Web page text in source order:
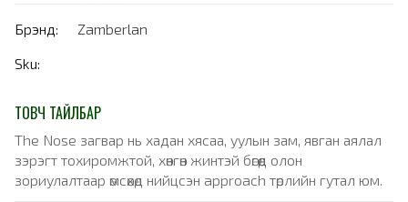
Брэнд:
Zamberlan
Sku:
ТОВЧ ТАЙЛБАР
The Nose загвар нь хадан хясаа, уулын зам, явган аялал
зэрэгт тохиромжтой, хөнгөн жинтэй бөгөөд олон
зориулалтаар өмсөхөд нийцсэн approach төрлийн гутал юм.